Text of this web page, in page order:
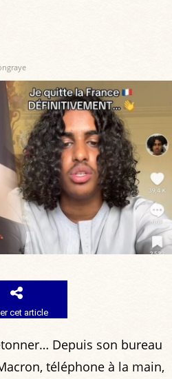
cet article
Depuis son bureau
téléphone à la main,